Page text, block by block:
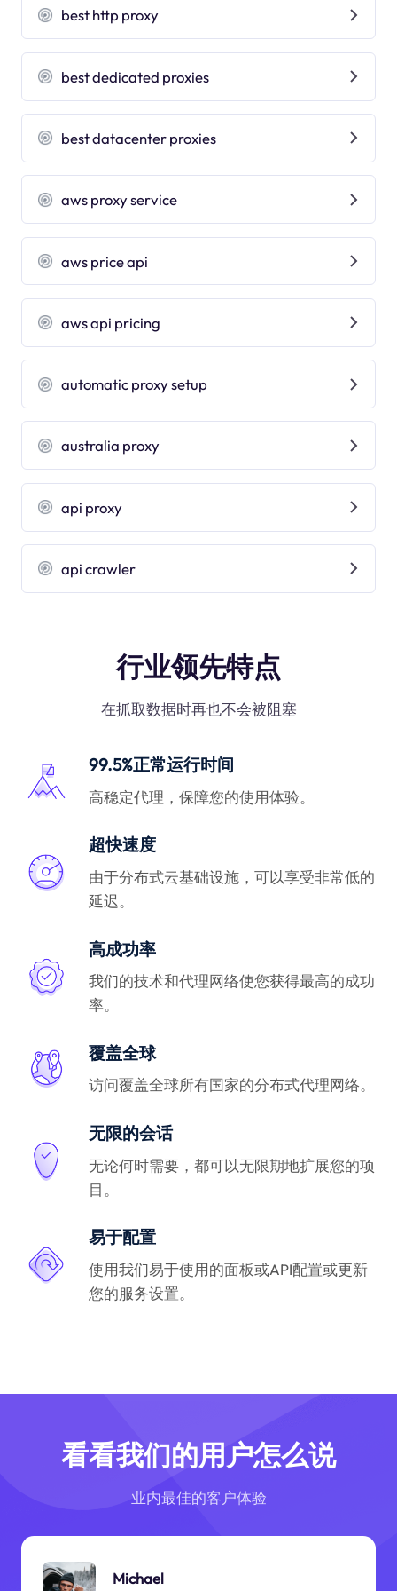
best http proxy
best dedicated proxies
best datacenter proxies
aws proxy service
aws price api
aws api pricing
automatic proxy setup
australia proxy
api proxy
api crawler
行业领先特点
在抓取数据时再也不会被阻塞
99.5%正常运行时间
高稳定代理，保障您的使用体验。
超快速度
由于分布式云基础设施，可以享受非常低的
延迟。
高成功率
我们的技术和代理网络使您获得最高的成功
率。
覆盖全球
访问覆盖全球所有国家的分布式代理网络。
无限的会话
无论何时需要，都可以无限期地扩展您的项
目。
易于配置
使用我们易于使用的面板或API配置或更新
您的服务设置。
看看我们的用户怎么说
业内最佳的客户体验
Michael